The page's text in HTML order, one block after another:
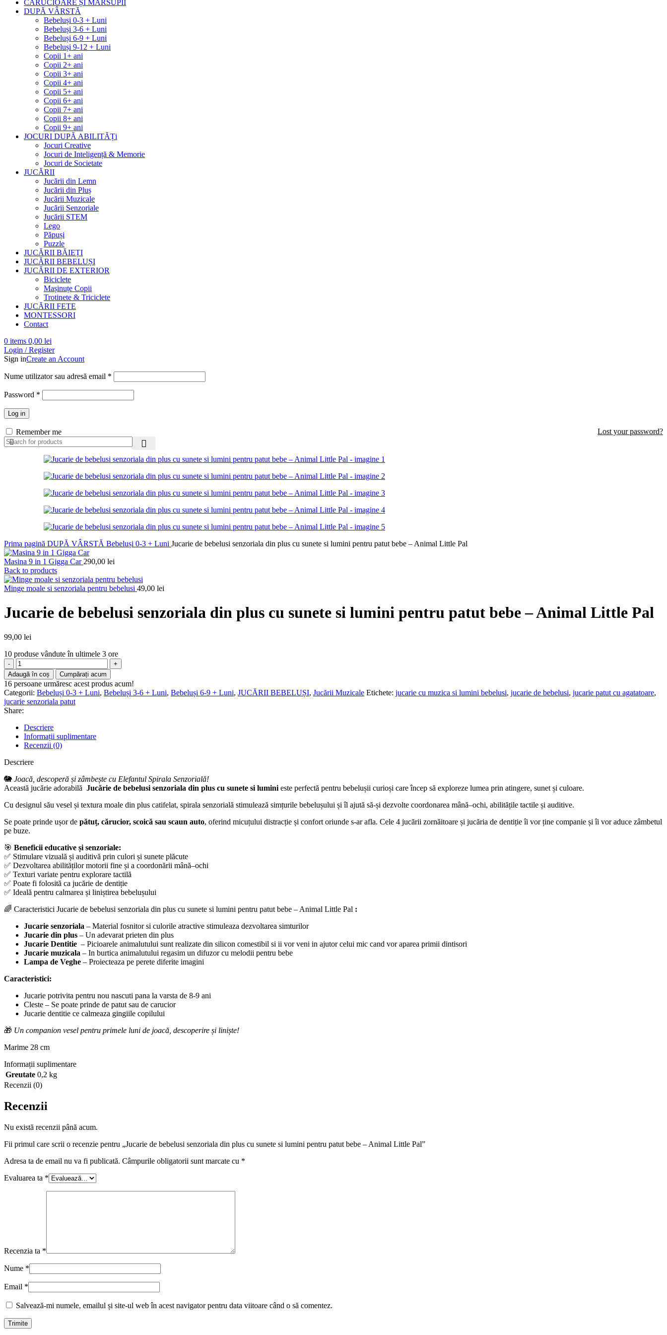
CĂRUCIOARE ȘI MARSUPII
DUPĂ VÂRSTĂ
Bebeluși 0-3 + Luni
Bebeluși 3-6 + Luni
Bebeluși 6-9 + Luni
Bebeluși 9-12 + Luni
Copii 1+ ani
Copii 2+ ani
Copii 3+ ani
Copii 4+ ani
Copii 5+ ani
Copii 6+ ani
Copii 7+ ani
Copii 8+ ani
Copii 9+ ani
JOCURI DUPĂ ABILITĂȚi
Jocuri Creative
Jocuri de Inteligență & Memorie
Jocuri de Societate
JUCĂRII
Jucării din Lemn
Jucării din Pluș
Jucării Muzicale
Jucării Senzoriale
Jucării STEM
Lego
Păpuși
Puzzle
JUCĂRII BĂIEȚI
JUCĂRII BEBELUȘI
JUCĂRII DE EXTERIOR
Biciclete
Mașinuțe Copii
Trotinete & Triciclete
JUCĂRII FETE
MONTESSORI
Contact
0 items 0,00 lei
Login / Register
Sign inCreate an Account
Nume utilizator sau adresă email *
Password *
Log in
Lost your password?
Remember me
Prima pagină DUPĂ VÂRSTĂ Bebeluși 0-3 + Luni Jucarie de bebelusi senzoriala din plus cu sunete si lumini pentru patut bebe – Animal Little Pal
Masina 9 in 1 Gigga Car 290,00 lei
Back to products
Minge moale si senzoriala pentru bebelusi 49,00 lei
Jucarie de bebelusi senzoriala din plus cu sunete si lumini pentru patut bebe – Animal Little Pal
99,00 lei
10 produse vândute în ultimele 3 ore
Adaugă în coș Cumpărați acum
16 persoane urmăresc acest produs acum!
Categorii: Bebeluși 0-3 + Luni, Bebeluși 3-6 + Luni, Bebeluși 6-9 + Luni, JUCĂRII BEBELUȘI, Jucării Muzicale Etichete: jucarie cu muzica si lumini bebelusi, jucarie de bebelusi, jucarie patut cu agatatoare,
jucarie senzoriala patut
Share:
Descriere
Informații suplimentare
Recenzii (0)
Descriere
🐘 Joacă, descoperă și zâmbește cu Elefantul Spirala Senzorială!
Această jucărie adorabilă Jucărie de bebelusi senzoriala din plus cu sunete si lumini este perfectă pentru bebelușii curioși care încep să exploreze lumea prin atingere, sunet și culoare.
Cu designul său vesel și textura moale din plus catifelat, spirala senzorială stimulează simțurile bebelușului și îl ajută să-și dezvolte coordonarea mână–ochi, abilitățile tactile și auditive.
Se poate prinde ușor de pătuț, cărucior, scoică sau scaun auto, oferind micuțului distracție și confort oriunde s-ar afla. Cele 4 jucării zornăitoare și jucăria de dentiție îi vor ține companie și îi vor aduce zâmbetul
pe buze.
🎯 Beneficii educative și senzoriale:
✅ Stimulare vizuală și auditivă prin culori și sunete plăcute
✅ Dezvoltarea abilităților motorii fine și a coordonării mână–ochi
✅ Texturi variate pentru explorare tactilă
✅ Poate fi folosită ca jucărie de dentiție
✅ Ideală pentru calmarea și liniștirea bebelușului
🌈 Caracteristici Jucarie de bebelusi senzoriala din plus cu sunete si lumini pentru patut bebe – Animal Little Pal :
Jucarie senzoriala – Material fosnitor si culorile atractive stimuleaza dezvoltarea simturilor
Jucarie din plus – Un adevarat prieten din plus
Jucarie Dentitie – Picioarele animalutului sunt realizate din silicon comestibil si ii vor veni in ajutor celui mic cand vor aparea primii dintisori
Jucarie muzicala – In burtica animalutului regasim un difuzor cu melodii pentru bebe
Lampa de Veghe – Proiecteaza pe perete diferite imagini
Caracteristici:
Jucarie potrivita pentru nou nascuti pana la varsta de 8-9 ani
Cleste – Se poate prinde de patut sau de carucior
Jucarie dentitie ce calmeaza gingiile copilului
🎁 Un companion vesel pentru primele luni de joacă, descoperire și liniște!
Marime 28 cm
Informații suplimentare
Greutate 0,2 kg
Recenzii (0)
Recenzii
Nu există recenzii până acum.
Fii primul care scrii o recenzie pentru „Jucarie de bebelusi senzoriala din plus cu sunete si lumini pentru patut bebe – Animal Little Pal”
Adresa ta de email nu va fi publicată. Câmpurile obligatorii sunt marcate cu *
Evaluarea ta *
Recenzia ta *
Nume *
Email *
Salvează-mi numele, emailul și site-ul web în acest navigator pentru data viitoare când o să comentez.